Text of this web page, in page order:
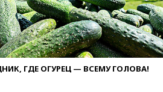
ГДЕ ОГУРЕЦ — ВСЕМУ ГОЛОВА!